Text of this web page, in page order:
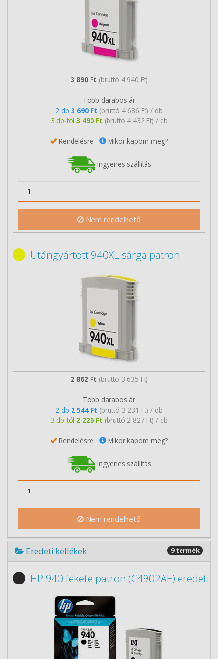
3 890 Ft (bruttó 4 940 Ft)
Több darabos ár
2 db 3 690 Ft (bruttó 4 686 Ft) / db
3 db-tól 3 490 Ft (bruttó 4 432 Ft) / db
Rendelésre Mikor kapom meg?
Ingyenes szállítás
Nem rendelhető
Utángyártott 940XL sárga patron
2 862 Ft (bruttó 3 635 Ft)
Több darabos ár
2 db 2 544 Ft (bruttó 3 231 Ft) / db
3 db-tól 2 226 Ft (bruttó 2 827 Ft) / db
Rendelésre Mikor kapom meg?
Ingyenes szállítás
Nem rendelhető
Eredeti kellékek 9 termék
HP 940 fekete patron (C4902AE) eredeti